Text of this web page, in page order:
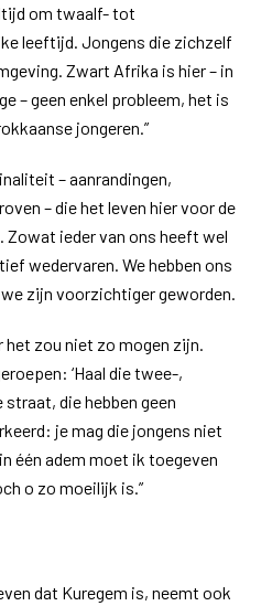
om twaalf- tot
leeftijd. Jongens die zichzelf
Zwart Afrika is hier – in
– geen enkel probleem, het is
jongeren.”
– aanrandingen,
– die het leven hier voor de
Zowat ieder van ons heeft wel
wedervaren. We hebben ons
zijn voorzichtiger geworden.
zou niet zo mogen zijn.
‘Haal die twee-,
die hebben geen
je mag die jongens niet
één adem moet ik toegeven
o zo moeilijk is.”
dat Kuregem is, neemt ook